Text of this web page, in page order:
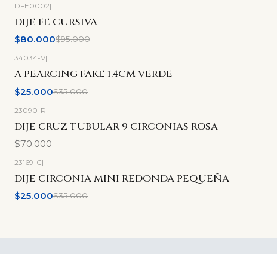
-16% OFF
DFE0002|
DIJE FE CURSIVA
$80.000$95.000
-29% OFF
34034-V|
A PEARCING FAKE 1.4CM VERDE
$25.000$35.000
23090-R|
DIJE CRUZ TUBULAR 9 CIRCONIAS ROSA
$70.000
-29%OFF
23169-C|
DIJE CIRCONIA MINI REDONDA PEQUEÑA
$25.000$35.000